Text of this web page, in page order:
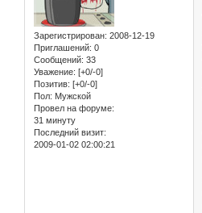
Зарегистрирован: 2008-12-19
Приглашений: 0
Сообщений: 33
Уважение: [+0/-0]
Позитив: [+0/-0]
Пол: Мужской
Провел на форуме:
31 минуту
Последний визит:
2009-01-02 02:00:21